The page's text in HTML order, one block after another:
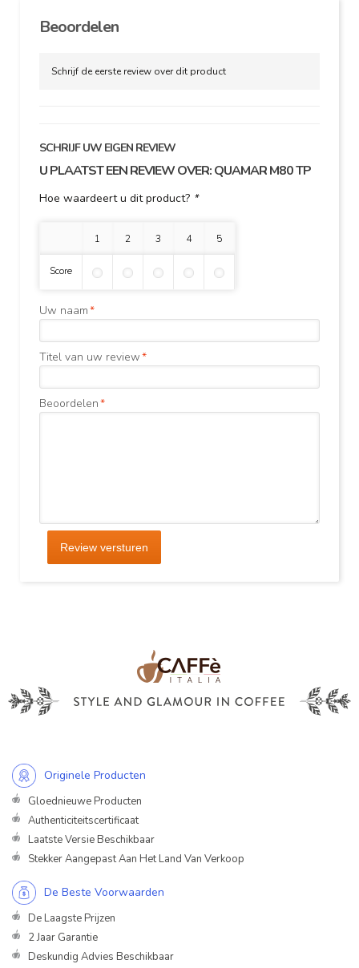
Beoordelen
Schrijf de eerste review over dit product
SCHRIJF UW EIGEN REVIEW
U PLAATST EEN REVIEW OVER:QUAMAR M80 TP
Hoe waardeert u dit product? *
1 ster 2 sterren3 sterren4 sterren5 sterren
Score
*
Uw naam
*
Titel van uw review
*
Beoordelen
Review versturen
Originele Producten
Gloednieuwe Producten
Authenticiteitscertificaat
Laatste Versie Beschikbaar
Stekker Aangepast Aan Het Land Van Verkoop
De Beste Voorwaarden
De Laagste Prijzen
2 Jaar Garantie
Deskundig Advies Beschikbaar